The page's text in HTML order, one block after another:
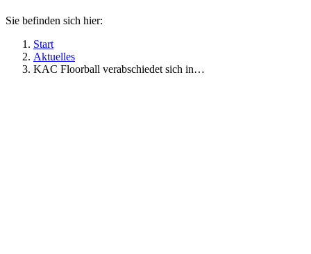
Sie befinden sich hier:
Start
Aktuelles
KAC Floorball verabschiedet sich in…